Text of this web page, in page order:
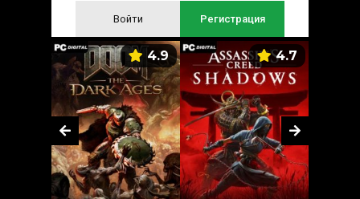
Войти Регистрация
4.9 4.7